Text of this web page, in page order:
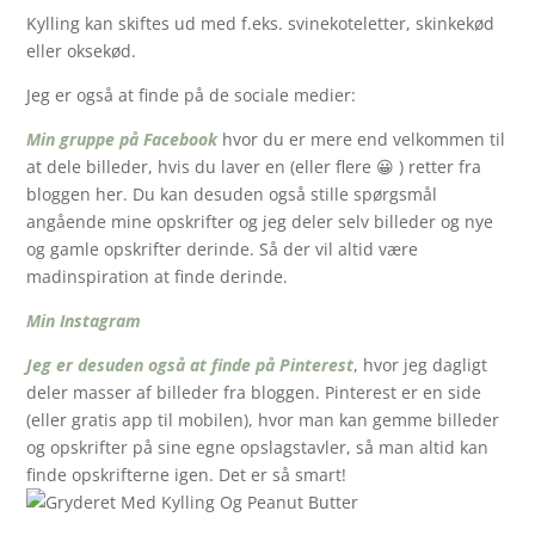
Kylling kan skiftes ud med f.eks. svinekoteletter, skinkekød
eller oksekød.
Jeg er også at finde på de sociale medier:
Min gruppe på Facebookhvor du er mere end velkommen til
at dele billeder, hvis du laver en (eller flere 😀 ) retter fra
bloggen her. Du kan desuden også stille spørgsmål
angående mine opskrifter og jeg deler selv billeder og nye
og gamle opskrifter derinde. Så der vil altid være
madinspiration at finde derinde.
Min Instagram
Jeg er desuden også at finde på Pinterest, hvor jeg dagligt
deler masser af billeder fra bloggen. Pinterest er en side
(eller gratis app til mobilen), hvor man kan gemme billeder
og opskrifter på sine egne opslagstavler, så man altid kan
finde opskrifterne igen. Det er så smart!